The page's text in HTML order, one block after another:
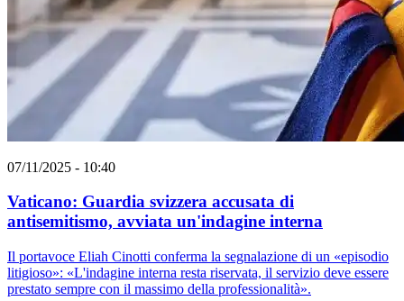
07/11/2025 - 10:40
Vaticano: Guardia svizzera accusata di
antisemitismo, avviata un'indagine interna
Il portavoce Eliah Cinotti conferma la segnalazione di un «episodio
litigioso»: «L'indagine interna resta riservata, il servizio deve essere
prestato sempre con il massimo della professionalità».